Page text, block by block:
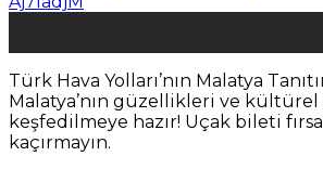
Türk Hava Yolları’nın Malatya
Malatya’nın güzellikleri ve
keşfedilmeye hazır! Uçak bileti
kaçırmayın.